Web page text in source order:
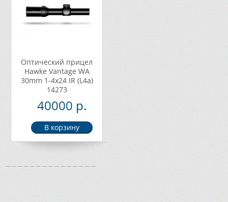
Оптический прицел
Hawke Vantage WA
30mm 1-4х24 IR (L4a)
14273
40000 р.